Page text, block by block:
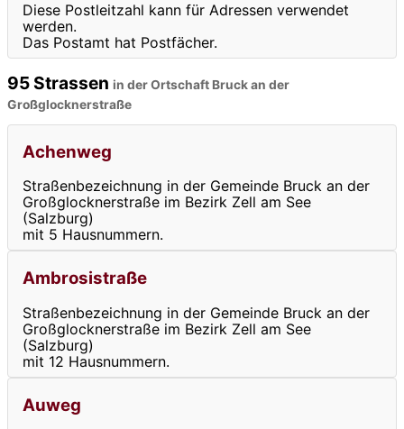
Diese Postleitzahl kann für Adressen verwendet
werden.
Das Postamt hat Postfächer.
95 Strassen in der Ortschaft Bruck an der
Großglocknerstraße
Achenweg
Straßenbezeichnung in der Gemeinde Bruck an der
Großglocknerstraße im Bezirk Zell am See
(Salzburg)
mit 5 Hausnummern.
Ambrosistraße
Straßenbezeichnung in der Gemeinde Bruck an der
Großglocknerstraße im Bezirk Zell am See
(Salzburg)
mit 12 Hausnummern.
Auweg